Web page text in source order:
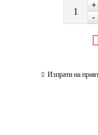
+
-
Изпрати на